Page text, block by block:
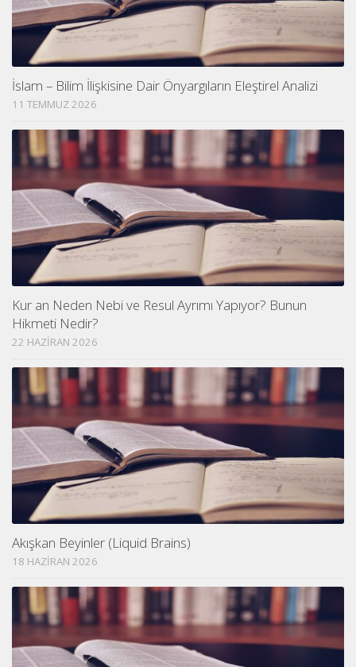
İslam – Bilim İlişkisine Dair Önyargıların Eleştirel Analizi
11 TEMMUZ 2026
Kur an Neden Nebi ve Resul Ayrımı Yapıyor? Bunun
Hikmeti Nedir?
22 HAZIRAN 2026
Akışkan Beyinler (Liquid Brains)
18 HAZIRAN 2026